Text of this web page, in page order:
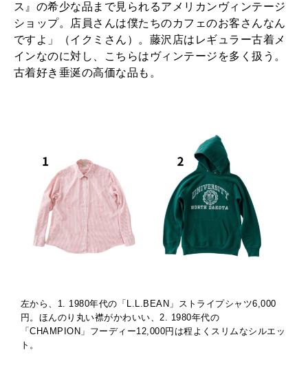
ス』の希少な品まで見られるアメリカンヴィンテージ
ショップ。店員さんは僕たちのカフェのお客さんなん
ですよ」（イクミさん）。藤沢店はレギュラー古着メ
インなのに対し、こちらはヴィンテージを多く扱う。
古着好き垂涎の高価な品も。
左から、1. 1980年代の「L.L.BEAN」ストライプシャツ6,000
円。ほんのり丸い襟がかわいい、2. 1980年代の
「CHAMPION」フーディー12,000円は程よくスリムなシルエッ
ト。